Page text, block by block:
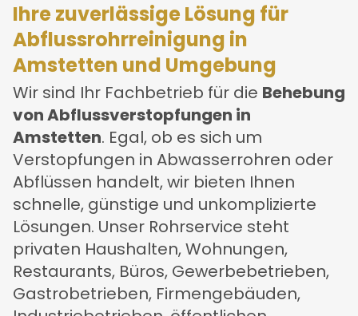
Ihre zuverlässige Lösung für
Abflussrohrreinigung in
Amstetten und Umgebung
Wir sind Ihr Fachbetrieb für die Behebung
von Abflussverstopfungen in
Amstetten. Egal, ob es sich um
Verstopfungen in Abwasserrohren oder
Abflüssen handelt, wir bieten Ihnen
schnelle, günstige und unkomplizierte
Lösungen. Unser Rohrservice steht
privaten Haushalten, Wohnungen,
Restaurants, Büros, Gewerbebetrieben,
Gastrobetrieben, Firmengebäuden,